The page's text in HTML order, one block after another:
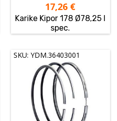
17,26 €
Karike Kipor 178 Ø78,25 I
spec.
SKU: YDM.36403001